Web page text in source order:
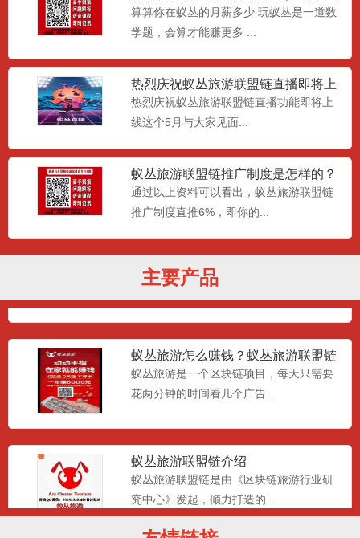
旅游联盟链是一道数学题，
算算你在蚁丛的月薪多少 玩蚁丛是一道数
学题，会算才能赚更多 ...
热烈庆祝蚁丛旅游联盟链直播即将上
线
热烈庆祝蚁丛旅游联盟链直播功能即将上
线这个5月与大家见面...
蚁丛旅游联盟链推广制度是怎样的？​
蚁丛旅游联盟链推广奖励说
通过以上资料可以看出，蚁丛旅游联盟链
推广制度直推6%，即你的...
主要产品
卓下载地址
最新蚁丛旅游旅游联盟链下载地址：,蚁丛
旅游APP蚁丛直播蚁丛...
蚁丛旅游是什么？蚁丛旅游介绍、玩
法、奖励制度！！！
很多落地应用，但更多都是...
蚁丛旅游怎么赚钱？蚁丛旅游联盟链
靠谱吗？
蚁丛旅游是一个区块链项目，每天只需要
花两分钟的时间看几个广告...
蚁丛旅游联盟链介绍
蚁丛旅游联盟链是由《区块链旅游行业研
究中心》发起，倾力打造的...